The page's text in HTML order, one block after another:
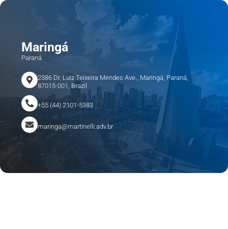
Maringá
Paraná
2386 Dr. Luiz Teixeira Mendes Ave., Maringá, Paraná,
87015-001, Brazil
+55 (44) 2101-5383
maringa@martinelli.adv.br